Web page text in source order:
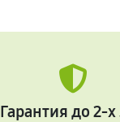
Гарантия до 2-х